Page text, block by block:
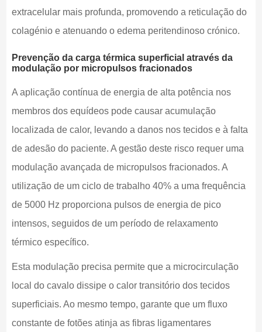
extracelular mais profunda, promovendo a reticulação do
colagénio e atenuando o edema peritendinoso crónico.
Prevenção da carga térmica superficial através da
modulação por micropulsos fracionados
A aplicação contínua de energia de alta potência nos
membros dos equídeos pode causar acumulação
localizada de calor, levando a danos nos tecidos e à falta
de adesão do paciente. A gestão deste risco requer uma
modulação avançada de micropulsos fracionados. A
utilização de um ciclo de trabalho 40% a uma frequência
de 5000 Hz proporciona pulsos de energia de pico
intensos, seguidos de um período de relaxamento
térmico específico.
Esta modulação precisa permite que a microcirculação
local do cavalo dissipe o calor transitório dos tecidos
superficiais. Ao mesmo tempo, garante que um fluxo
constante de fotões atinja as fibras ligamentares